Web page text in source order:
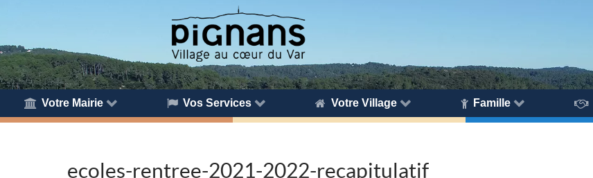
Votre Mairie Vos Services Votre Village Famille
ecoles-rentree-2021-2022-recapitulatif